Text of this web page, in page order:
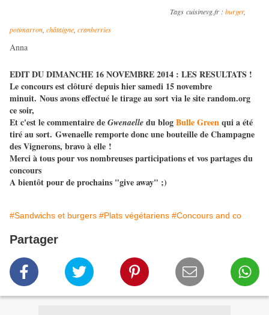
Tags cuisinevg.fr : burger,
potimarron châtaigne cranberries
Anna
EDIT DU DIMANCHE 16 NOVEMBRE 2014 : LES RESULTATS !
Le concours est clôturé depuis hier samedi 15 novembre
minuit. Nous avons effectué le tirage au sort via le site random.org
ce soir,
Et c'est le commentaire de Gwenaelle du blogBulle Greenqui a été
tiré au sort. Gwenaelle remporte donc une bouteille de Champagne
des Vignerons, bravo à elle !
Merci à tous pour vos nombreuses participations et vos partages du
concours
A bientôt pour de prochains "give away" ;)
#Sandwichs et burgers #Plats végétariens #Concours and co
Partager